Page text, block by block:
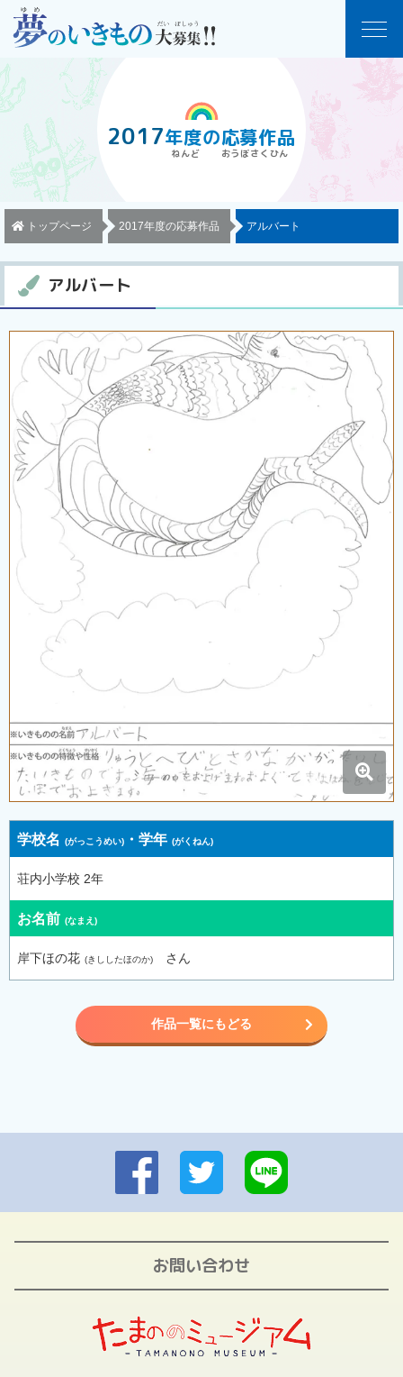
2017年度の応募作品
トップページ 2017年度の応募作品 アルバート
アルバート
学校名 ・学年
荘内小学校 2年
お名前
岸下ほの花 さん
作品一覧にもどる
お問い合わせ